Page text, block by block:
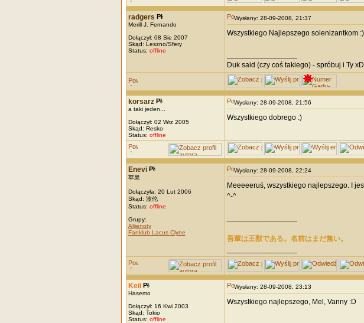
radgers
Merill J. Fernando
Dołączył: 08 Sie 2007
Skąd: Leszno/Sfery
Status: offline
Wysłany: 28-09-2008, 21:37
Wszystkiego Najlepszego solenizantkom :)
Duk said (czy coś takiego) - spróbuj i Ty xD
korsarz
a taki jeden...
Dołączył: 02 Wrz 2005
Skąd: Resko
Status: offline
Wysłany: 28-09-2008, 21:56
Wszystkiego dobrego :)
Enevi
苹果
Dołączyła: 20 Lut 2006
Skąd: 波伦
Status: offline
Grupy:
Alijenoty
Fanklub Lacus Clyne
Wysłany: 28-09-2008, 22:24
Meeeeeruś, wszystkiego najlepszego. I
^-^
吾輩は王獣である。名前はまだ無い。
Keii
Hasemo
Dołączył: 16 Kwi 2003
Skąd: Tokio
Status: offline
Wysłany: 28-09-2008, 23:13
Wszystkiego najlepszego, Mel, Vanny :D